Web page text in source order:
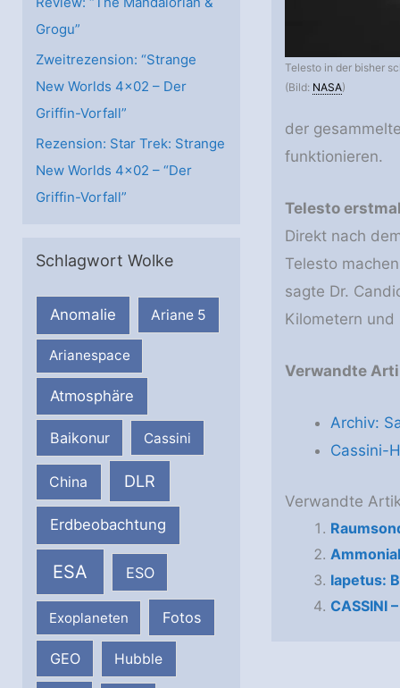
Grogu”
Zweitrezension: “Strange
New Worlds 4×02 – Der
Griffin-Vorfall”
Rezension: Star Trek: Strange
New Worlds 4×02 – “Der
Griffin-Vorfall”
Schlagwort Wolke
Anomalie Ariane 5
Arianespace
Atmosphäre
Baikonur Cassini
China DLR
Erdbeobachtung
ESA ESO
Exoplaneten Fotos
GEO Hubble
Telesto in der bisher
(Bild: NASA)
der
funktionieren.
Telesto
Direkt nach
Telesto
sagte Dr.
Kilometern und
Verwandte
Archiv:
Cassini-
Verwandte
Iapetus:
CASSINI